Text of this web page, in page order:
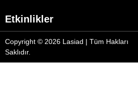
Etkinlikler
Copyright © 2026 Lasiad | Tüm Hakları
Saklıdır.